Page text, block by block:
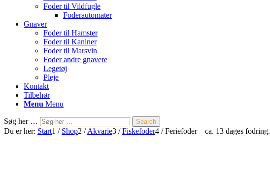
Foder til Vildfugle
Foderautomater
Gnaver
Foder til Hamster
Foder til Kaniner
Foder til Marsvin
Foder andre gnavere
Legetøj
Pleje
Kontakt
Tilbehør
Menu Menu
Søg her … Search
Du er her: Start1 / Shop2 / Akvarie3 / Fiskefoder4 / Feriefoder – ca. 13 dages fodring.